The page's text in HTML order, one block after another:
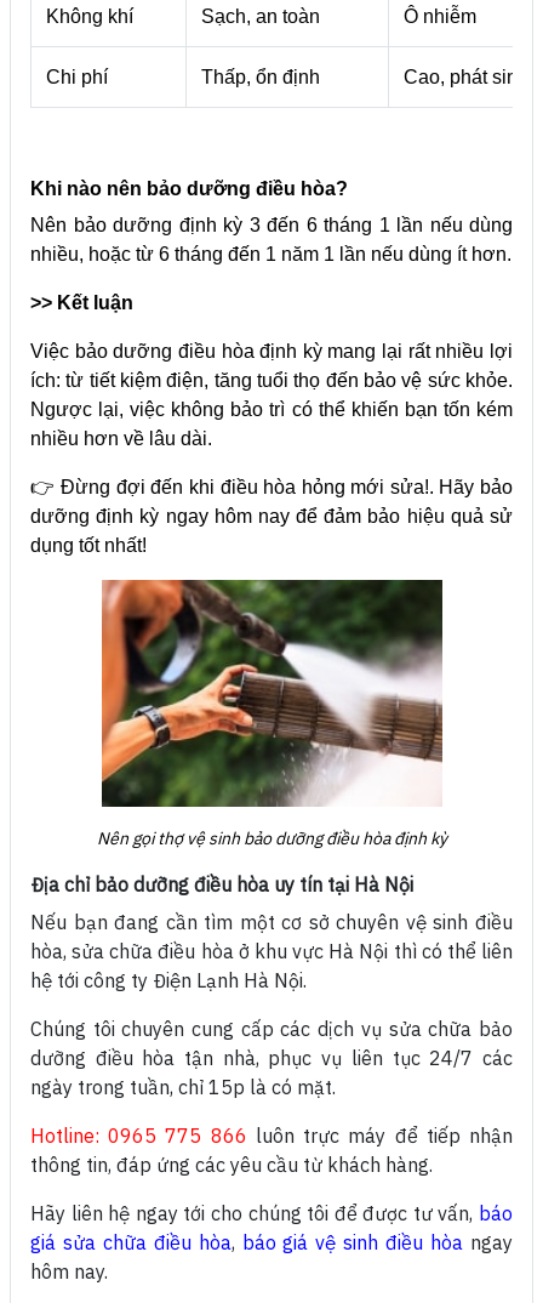
Không khí Sạch, an toàn Ô nhiễm
Chi phí Thấp, ổn định Cao, phát sinh
Khi nào nên bảo dưỡng điều hòa?
Nên bảo dưỡng định kỳ 3 đến 6 tháng 1 lần nếu dùng
nhiều, hoặc từ 6 tháng đến 1 năm 1 lần nếu dùng ít hơn.
>> Kết luận
Việc bảo dưỡng điều hòa định kỳ mang lại rất nhiều lợi
ích: từ tiết kiệm điện, tăng tuổi thọ đến bảo vệ sức khỏe.
Ngược lại, việc không bảo trì có thể khiến bạn tốn kém
nhiều hơn về lâu dài.
👉 Đừng đợi đến khi điều hòa hỏng mới sửa!. Hãy bảo
dưỡng định kỳ ngay hôm nay để đảm bảo hiệu quả sử
dụng tốt nhất!
Nên gọi thợ vệ sinh bảo dưỡng điều hòa định kỳ
Địa chỉ bảo dưỡng điều hòa uy tín tại Hà Nội
Nếu bạn đang cần tìm một cơ sở chuyên vệ sinh điều
hòa, sửa chữa điều hòa ở khu vực Hà Nội thì có thể liên
hệ tới công ty Điện Lạnh Hà Nội.
Chúng tôi chuyên cung cấp các dịch vụ sửa chữa bảo
dưỡng điều hòa tận nhà, phục vụ liên tục 24/7 các
ngày trong tuần, chỉ 15p là có mặt.
Hotline: 0965 775 866 luôn trực máy để tiếp nhận
thông tin, đáp ứng các yêu cầu từ khách hàng.
Hãy liên hệ ngay tới cho chúng tôi để được tư vấn, báo
giá sửa chữa điều hòa, báo giá vệ sinh điều hòa ngay
hôm nay.